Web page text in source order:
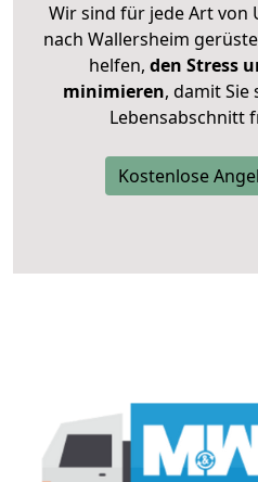
Wir sind für jede Art von
nach Wallersheim
helfen, den Stress
minimieren, damit Sie
Lebensabschnitt
Kostenlose